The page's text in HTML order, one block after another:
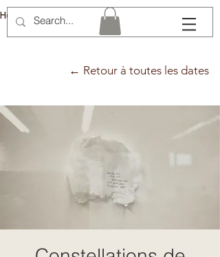
Hélène Lémery
← Retour à toutes les dates